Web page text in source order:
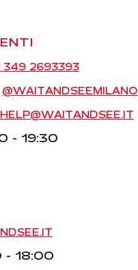
349 2693393
@WAITANDSEEMILANO
- 19:30
- 18:00